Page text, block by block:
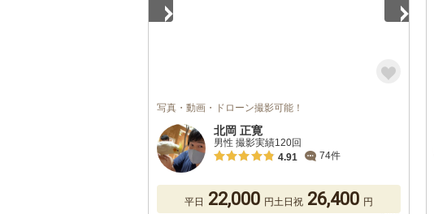
写真・動画・ドローン撮影可能！
北岡 正寛
男性 撮影実績120回
4.91
74件
平日 22,000 円土日祝 26,400 円